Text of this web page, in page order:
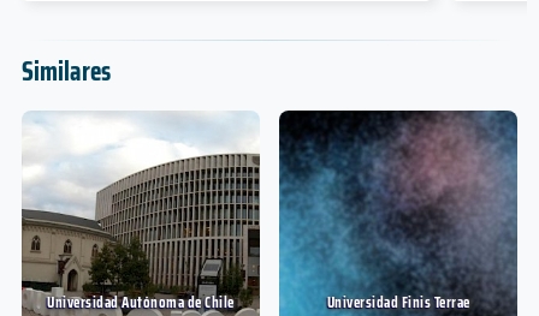
Similares
Universidad Autónoma de Chile Universidad Finis Terrae